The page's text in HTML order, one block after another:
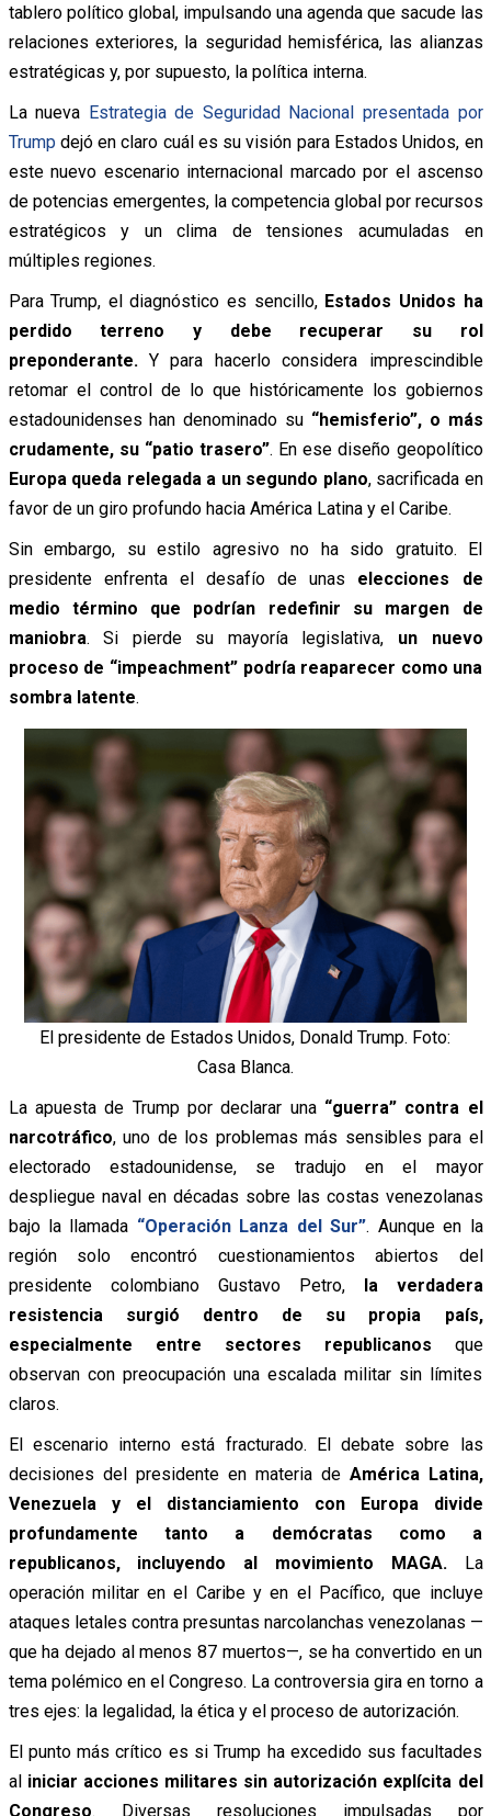
tablero político global, impulsando una agenda que sacude las
relaciones exteriores, la seguridad hemisférica, las alianzas
estratégicas y, por supuesto, la política interna.
La nueva Estrategia de Seguridad Nacional presentada por
Trump dejó en claro cuál es su visión para Estados Unidos, en
este nuevo escenario internacional marcado por el ascenso
de potencias emergentes, la competencia global por recursos
estratégicos y un clima de tensiones acumuladas en
múltiples regiones.
Para Trump, el diagnóstico es sencillo,Estados Unidos ha
perdido terreno y debe recuperar su rol
preponderante. Y para hacerlo considera imprescindible
retomar el control de lo que históricamente los gobiernos
estadounidenses han denominado su “hemisferio”, o más
crudamente, su “patio trasero”. En ese diseño geopolítico
Europa queda relegada a un segundo plano, sacrificada en
favor de un giro profundo hacia América Latina y el Caribe.
Sin embargo, su estilo agresivo no ha sido gratuito. El
presidente enfrenta el desafío de unas elecciones de
medio término que podrían redefinir su margen de
maniobra. Si pierde su mayoría legislativa, un nuevo
proceso de “impeachment” podría reaparecer como una
sombra latente.
El presidente de Estados Unidos, Donald Trump. Foto:
Casa Blanca.
La apuesta de Trump por declarar una “guerra” contra el
narcotráfico, uno de los problemas más sensibles para el
electorado estadounidense, se tradujo en el mayor
despliegue naval en décadas sobre las costas venezolanas
bajo la llamada “Operación Lanza del Sur”. Aunque en la
región solo encontró cuestionamientos abiertos del
presidente colombiano Gustavo Petro,
la verdadera
resistencia surgió dentro de su propia país,
especialmente entre sectores republicanos que
observan con preocupación una escalada militar sin límites
claros.
El escenario interno está fracturado. El debate sobre las
decisiones del presidente en materia de América Latina,
Venezuela y el distanciamiento con Europa divide
profundamente tanto a demócratas como a
republicanos, incluyendo al movimiento MAGA.La
operación militar en el Caribe y en el Pacífico, que incluye
ataques letales contra presuntas narcolanchas venezolanas —
que ha dejado al menos 87 muertos—, se ha convertido en un
tema polémico en el Congreso. La controversia gira en torno a
tres ejes: la legalidad, la ética y el proceso de autorización.
El punto más crítico es si Trump ha excedido sus facultades
al iniciar acciones militares sin autorización explícita del
Congreso. Diversas resoluciones impulsadas por